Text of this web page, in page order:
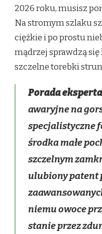
2026 roku, musisz
Na stromym szlaku
ciężkie i po prostu
mądrzej sprawdzą
szczelne torebki
Porada
awaryjne na
specjalistyczne
środka małe
szczelnym
ulubiony patent
niemu owoce
stanie przez